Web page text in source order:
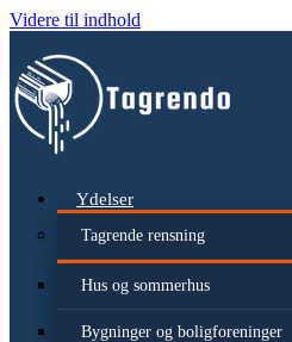
Videre til indhold
Ydelser
Tagrende rensning
Hus og sommerhus
Bygninger og boligforeninger